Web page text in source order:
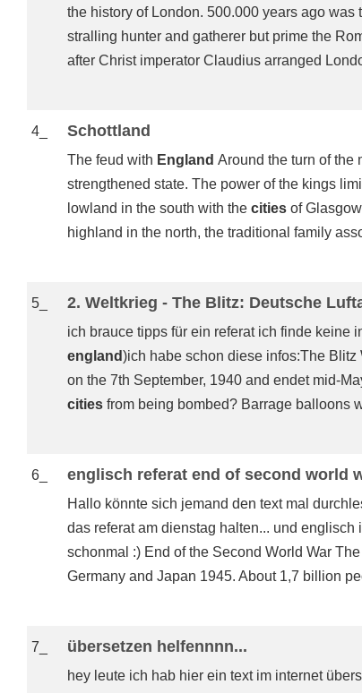
the history of London. 500.000 years ago
stralling hunter and gatherer but prime the
after Christ imperator Claudius arranged
4_ Schottland
The feud with England Around the turn of the
strengthened state. The power of the kings
lowland in the south with the cities of
highland in the north, the traditional family
5_ 2. Weltkrieg - The Blitz: Deutsche
ich brauce tipps für ein referat ich finde keine
england)ich habe schon diese infos:The Blitz
on the 7th September, 1940 and endet mid-
cities from being bombed? Barrage balloons
6_ englisch referat end of second world
Hallo könnte sich jemand den text mal
das referat am dienstag halten... und
schonmal :) End of the Second World War
Germany and Japan 1945. About 1,7 billion
7_ übersetzen helfennnn...
hey leute ich hab hier ein text im internet